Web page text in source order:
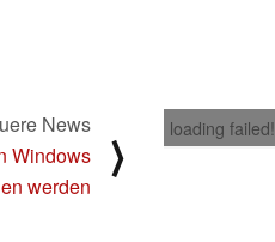
loading failed!
News
Windows
werden
⟩